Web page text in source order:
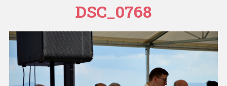
DSC_0768